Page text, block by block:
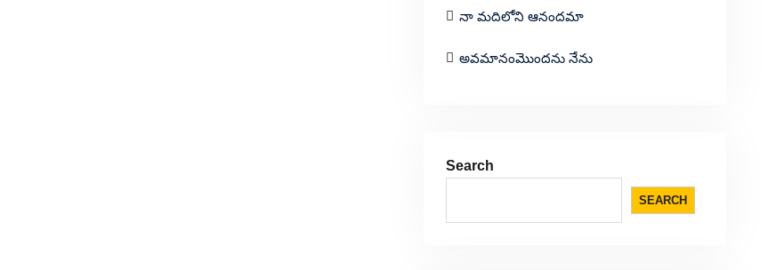
నా మదిలోని ఆనందమా
అవమానంమొందను నేను
Search
SEARCH